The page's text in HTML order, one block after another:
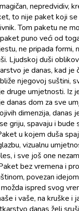
nepredvidiv,
to nije paket koji
Tom paketu ne
puno veći od
ne pripada formi,
Ljudskoj duši
je danas, kad je
njegovoj suštini,
druge umjetnosti. Iz
danas dom za sve
dimenzija, danas
griju, spavaju i bude
u kojem duša
vizualnu
i sve još one
bez vremena i
povezan
ispred svog
i vaše, na kruške i
danas želi